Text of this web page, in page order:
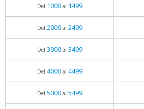
Del 1000al 1499
Del 2000al 2499
Del 3000al 3499
Del 4000al 4499
Del 5000al 5499